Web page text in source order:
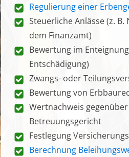
Regulierung einer
Steuerliche Anlässe (z.
dem Finanzamt)
Bewertung im
Entschädigung)
Zwangs- oder
Bewertung von
Wertnachweis
Betreuungsgericht
Festlegung
Berechnung